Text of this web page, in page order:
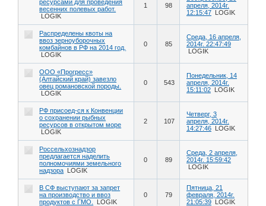
ресурсами для проведения
весенних полевых работ.
LOGIK
1 98
апреля, 2014г.
12:15:47 LOGIK
Распределены квоты на
ввоз зерноуборочных
комбайнов в РФ на 2014 год.
LOGIK
0 85
Среда, 16 апреля,
2014г. 22:47:49
LOGIK
ООО «Прогресс»
(Алтайский край) завезло
овец романовской породы.
LOGIK
0 543
Понедельник, 14
апреля, 2014г.
15:11:02 LOGIK
РФ присоед-ся к Конвенции
о сохранении рыбных
ресурсов в открытом море
LOGIK
2 107
Четверг, 3
апреля, 2014г.
14:27:46 LOGIK
Россельхознадзор
предлагается наделить
полномочиями земельного
надзора LOGIK
0 89
Среда, 2 апреля,
2014г. 15:59:42
LOGIK
В СФ выступают за запрет
на производство и ввоз
продуктов с ГМО.
LOGIK
0 79
Пятница, 21
февраля, 2014г.
21:05:39 LOGIK